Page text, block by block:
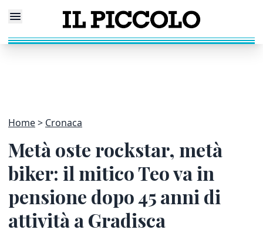
Home Cronaca
Metà oste rockstar, metà
biker: il mitico Teo va in
pensione dopo 45 anni di
attività a Gradisca